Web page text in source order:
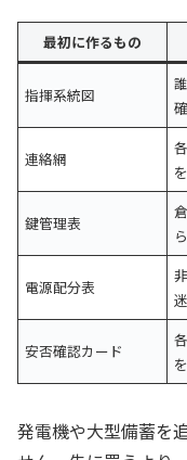
最初に作るもの
指揮系統図
連絡網
鍵管理表
電源配分表
安否確認カード
発電機や大型備蓄を